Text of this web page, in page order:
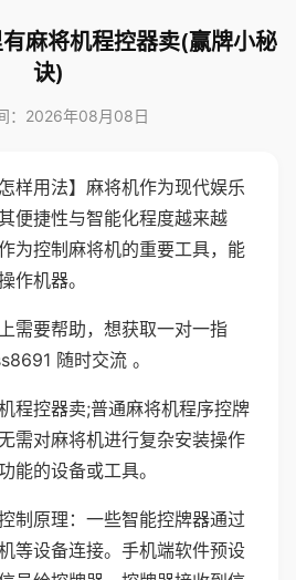
麻将机程控器卖(赢牌小秘
诀)
：2026年08月08日
样用法】麻将机作为现代娱乐
便捷性与智能化程度越来越
为控制麻将机的重要工具，能
作机器。
需要帮助，想获取一对一指
随时交流 。
程控器卖;普通麻将机程序控牌
需对麻将机进行复杂安装操作
能的设备或工具。
制原理：一些智能控牌器通过
等设备连接。手机端软件预设